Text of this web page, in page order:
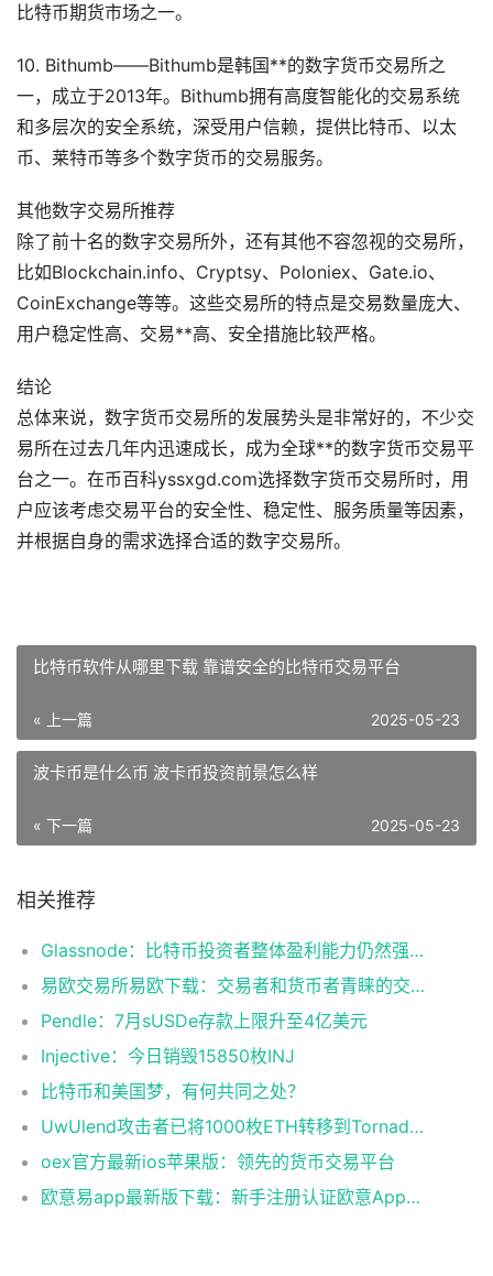
比特币期货市场之一。
10. Bithumb——Bithumb是韩国**的数字货币交易所之
一，成立于2013年。Bithumb拥有高度智能化的交易系统
和多层次的安全系统，深受用户信赖，提供比特币、以太
币、莱特币等多个数字货币的交易服务。
其他数字交易所推荐
除了前十名的数字交易所外，还有其他不容忽视的交易所，
比如Blockchain.info、Cryptsy、Poloniex、Gate.io、
CoinExchange等等。这些交易所的特点是交易数量庞大、
用户稳定性高、交易**高、安全措施比较严格。
结论
总体来说，数字货币交易所的发展势头是非常好的，不少交
易所在过去几年内迅速成长，成为全球**的数字货币交易平
台之一。在币百科yssxgd.com选择数字货币交易所时，用
户应该考虑交易平台的安全性、稳定性、服务质量等因素，
并根据自身的需求选择合适的数字交易所。
比特币软件从哪里下载 靠谱安全的比特币交易平台
« 上一篇 2025-05-23
波卡币是什么币 波卡币投资前景怎么样
« 下一篇 2025-05-23
相关推荐
Glassnode：比特币投资者整体盈利能力仍然强劲，更大的波动即将到来
易欧交易所易欧下载：交易者和货币者青睐的交易平台
Pendle：7月sUSDe存款上限升至4亿美元
Injective：今日销毁15850枚INJ
比特币和美国梦，有何共同之处？
UwUlend攻击者已将1000枚ETH转移到Tornado Cash
oex官方最新ios苹果版：领先的货币交易平台
欧意易app最新版下载：新手注册认证欧意App下载操作教程